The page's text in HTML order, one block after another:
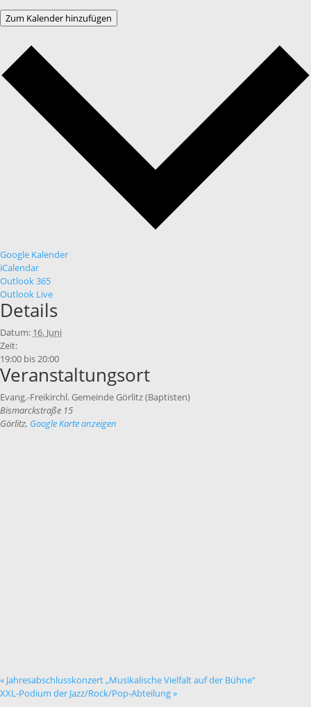
Zum Kalender hinzufügen
Google Kalender
iCalendar
Outlook 365
Outlook Live
Details
Datum: 16. Juni
Zeit:
19:00 bis 20:00
Veranstaltungsort
Evang.-Freikirchl. Gemeinde Görlitz (Baptisten)
Bismarckstraße 15
Görlitz, Google Karte anzeigen
« Jahresabschlusskonzert „Musikalische Vielfalt auf der Bühne“
XXL-Podium der Jazz/Rock/Pop-Abteilung»